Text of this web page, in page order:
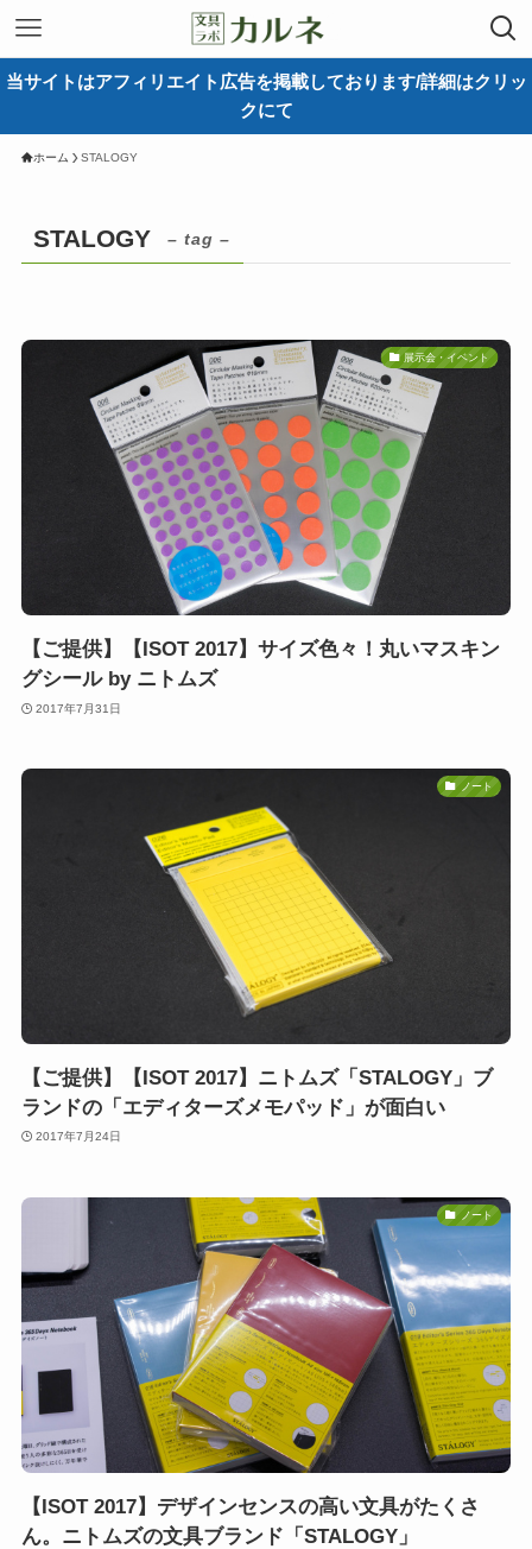
当サイトはアフィリエイト広告を掲載しております/詳細はクリッ
クにて
ホーム STALOGY
STALOGY – tag –
展示会・イベント
【ご提供】【ISOT 2017】サイズ色々！丸いマスキン
グシール by ニトムズ
2017年7月31日
ノート
【ご提供】【ISOT 2017】ニトムズ「STALOGY」ブ
ランドの「エディターズメモパッド」が面白い
2017年7月24日
ノート
【ISOT 2017】デザインセンスの高い文具がたくさ
ん。ニトムズの文具ブランド「STALOGY」